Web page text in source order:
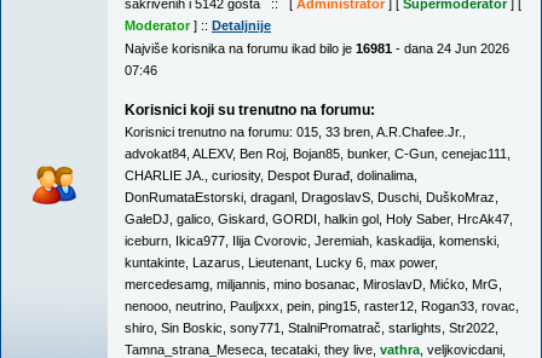
sakrivenih i 5142 gosta :: [ Administrator] [ Supermoderator] [
Moderator] :: Detaljnije
Najviše korisnika na forumu ikad bilo je 16981 - dana 24 Jun 2026
07:46
Korisnici koji su trenutno na forumu:
Korisnici trenutno na forumu: 015 33 bren A.R.Chafee.Jr.
advokat84 ALEXV, Ben Roj Bojan85 bunker, C-Gun cenejac111
CHARLIE JA.
curiosity, Despot Đurađ dolinalima
DonRumataEstorski draganl DragoslavS Duschi DuškoMraz
GaleDJ galico Giskard GORDI halkin gol Holy Saber, HrcAk47
iceburn Ikica977 Ilija Cvorovic Jeremiah kaskadija komenski
kuntakinte Lazarus Lieutenant Lucky 6 max power,
mercedesamg miljannis mino bosanac MiroslavD Mićko MrG
nenooo neutrino Pauljxxx pein ping15 raster12 Rogan33 rovac
shiro Sin Boskic sony771 StalniPromatrač starlights Str2022
Tamna_strana_Meseca tecataki they live vathra veljkovicdani